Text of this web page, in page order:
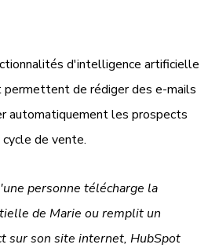
d'intelligence artificielle
de rédiger des e-mails
automatiquement les prospects
de vente.
personne télécharge la
de Marie ou remplit un
sur son site internet, HubSpot